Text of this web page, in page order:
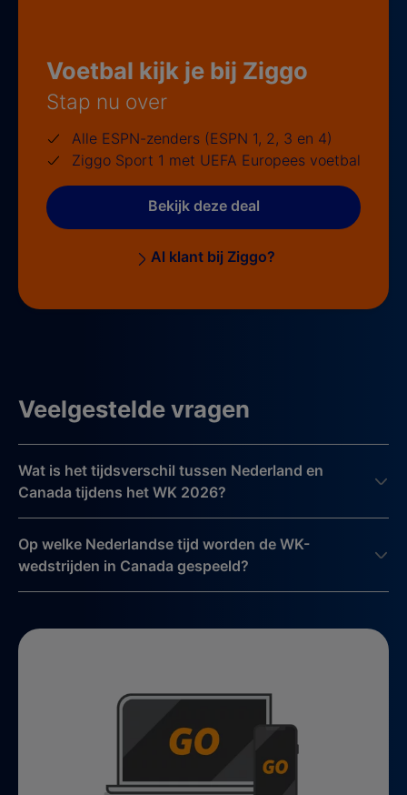
Voetbal kijk je bij Ziggo
Stap nu over
Alle ESPN-zenders (ESPN 1, 2, 3 en 4)
Ziggo Sport 1 met UEFA Europees voetbal
Bekijk deze deal
Al klant bij Ziggo?
Veelgestelde vragen
Wat is het tijdsverschil tussen Nederland en
Canada tijdens het WK 2026?
Op welke Nederlandse tijd worden de WK-
wedstrijden in Canada gespeeld?